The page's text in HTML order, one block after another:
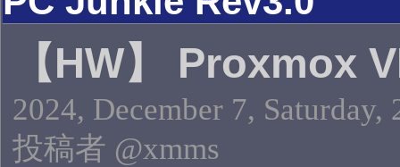
【HW】 Proxmox
2024, December 7,
投稿者 @xmms